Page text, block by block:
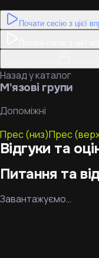
Почати сесію з цієї
Назад у каталог
М'язові групи
Допоміжні
Прес (низ)Прес
Відгуки та
Питання та
Завантажуємо…